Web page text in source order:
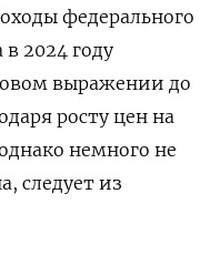
федерального
2024 году
выражении до
росту цен на
немного не
следует из